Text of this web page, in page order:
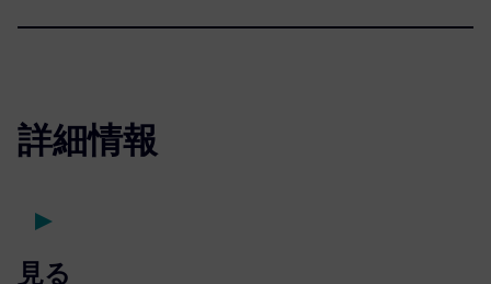
詳細情報
見る